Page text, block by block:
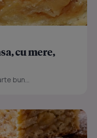
cu mere,
bun...